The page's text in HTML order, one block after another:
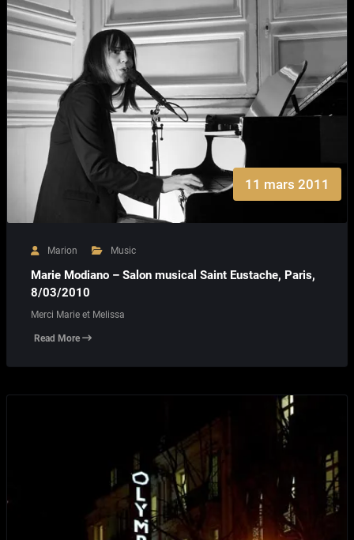
11 mars 2011
Marion Music
Marie Modiano – Salon musical Saint Eustache, Paris,
8/03/2010
Merci Marie et Melissa
Read More